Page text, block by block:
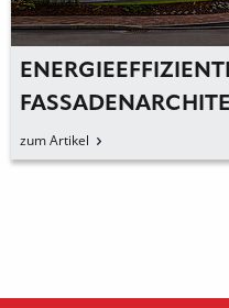
„EATRENALIN“ IM
ERLEBNIS-RESORT
zum Artikel